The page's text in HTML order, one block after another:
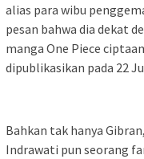
alias para wibu
pesan bahwa dia dekat
manga One Piece
dipublikasikan pada 22
Bahkan tak hanya
Indrawati pun seorang